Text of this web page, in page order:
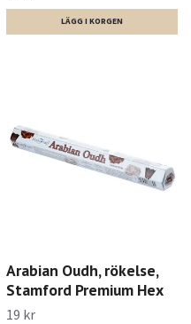
Arabian Oudh, rökelse,
Stamford Premium Hex
19 kr